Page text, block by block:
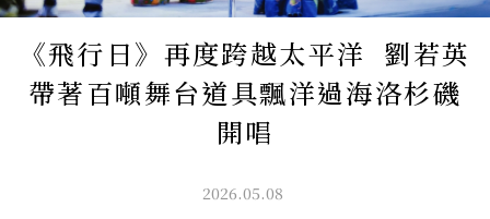
《飛行日》再度跨越太平洋 劉若英
帶著百噸舞台道具飄洋過海洛杉磯
開唱
2026.05.08